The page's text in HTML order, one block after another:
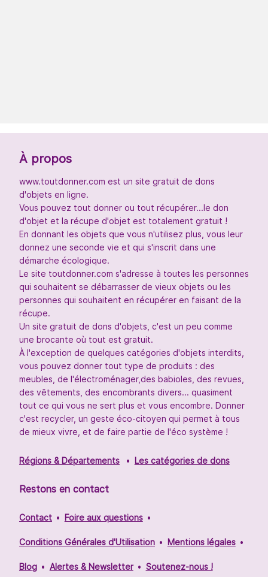
À propos
www.toutdonner.com est un site gratuit de dons
d'objets en ligne.
Vous pouvez tout donner ou tout récupérer...le don
d'objet et la récupe d'objet est totalement gratuit !
En donnant les objets que vous n'utilisez plus, vous leur
donnez une seconde vie et qui s'inscrit dans une
démarche écologique.
Le site toutdonner.com s'adresse à toutes les personnes
qui souhaitent se débarrasser de vieux objets ou les
personnes qui souhaitent en récupérer en faisant de la
récupe.
Un site gratuit de dons d'objets, c'est un peu comme
une brocante où tout est gratuit.
À l'exception de quelques catégories d'objets interdits,
vous pouvez donner tout type de produits : des
meubles, de l'électroménager,des babioles, des revues,
des vêtements, des encombrants divers... quasiment
tout ce qui vous ne sert plus et vous encombre. Donner
c'est recycler, un geste éco-citoyen qui permet à tous
de mieux vivre, et de faire partie de l'éco système !
Régions & Départements Les catégories de dons
Restons en contact
Contact Foire aux questions
Conditions Générales d'Utilisation Mentions légales
Blog Alertes & Newsletter Soutenez-nous !